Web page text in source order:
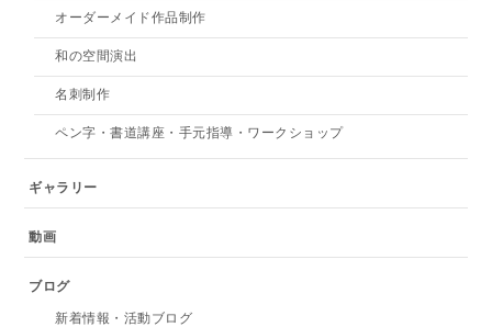
オーダーメイド作品制作
和の空間演出
名刺制作
ペン字・書道講座・手元指導・ワークショップ
ギャラリー
動画
ブログ
新着情報・活動ブログ